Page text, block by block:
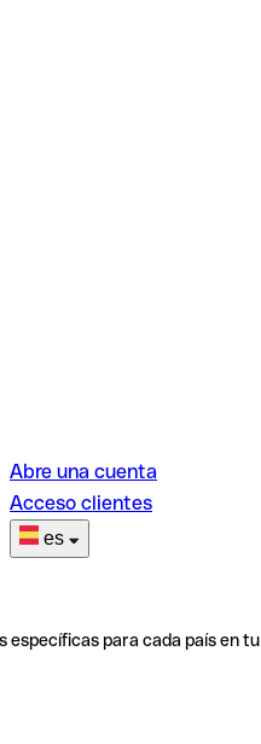
Abre una cuenta
Acceso clientes
es
específicas para cada país en tu